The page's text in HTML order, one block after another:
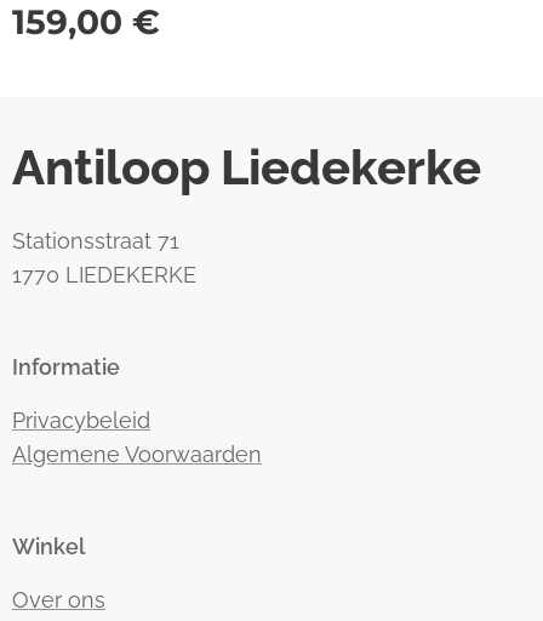
159,00 €
Antiloop Liedekerke
Stationsstraat 71
1770 LIEDEKERKE
Informatie
Privacybeleid
Algemene Voorwaarden
Winkel
Over ons